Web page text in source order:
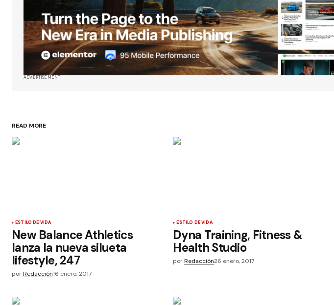
ADVERTISEMENT
READ MORE
ESTILO DE VIDA
New Balance Athletics
lanza la nueva silueta
lifestyle, 247
porRedacción16 enero, 2017
ESTILO DE VIDA
Dyna Training, Fitness &
Health Studio
por Redacción26 enero, 2017